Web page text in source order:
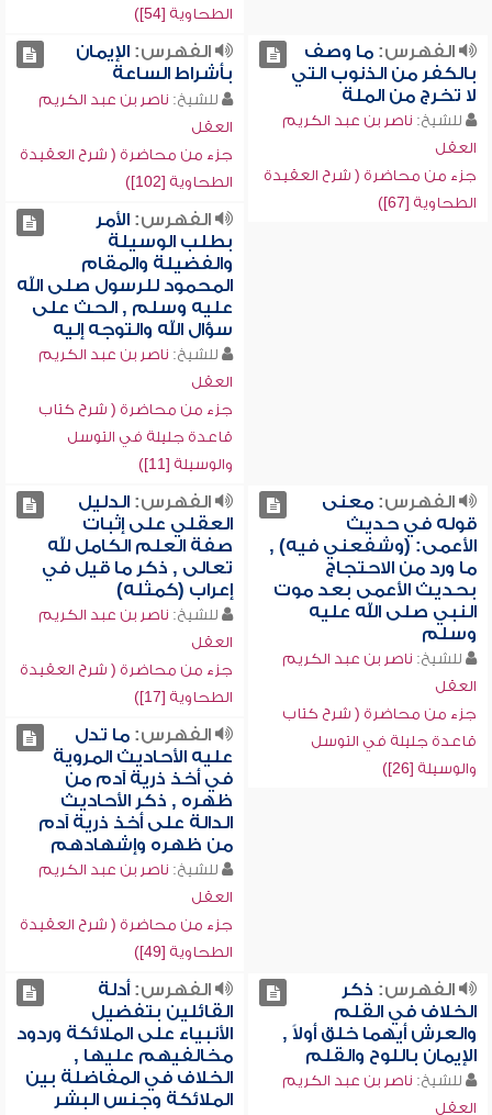
الطحاوية [54])
الفهرس:ما وصف
بالكفر من الذنوب التي
لا تخرج من الملة
للشيخ: ناصر بن عبد الكريم
العقل
جزء من محاضرة ( شرح العقيدة
الطحاوية [67])
الفهرس:الإيمان
بأشراط الساعة
للشيخ: ناصر بن عبد الكريم
العقل
جزء من محاضرة ( شرح العقيدة
الطحاوية [102])
الفهرس:الأمر
بطلب الوسيلة
والفضيلة والمقام
المحمود للرسول صلى الله
عليه وسلم , الحث على
سؤال الله والتوجه إليه
للشيخ: ناصر بن عبد الكريم
العقل
جزء من محاضرة ( شرح كتاب
قاعدة جليلة في التوسل
والوسيلة [11])
الفهرس:معنى
قوله في حديث
الأعمى: (وشفعني فيه) ,
ما ورد من الاحتجاج
بحديث الأعمى بعد موت
النبي صلى الله عليه
وسلم
للشيخ: ناصر بن عبد الكريم
العقل
جزء من محاضرة ( شرح كتاب
قاعدة جليلة في التوسل
والوسيلة [26])
الفهرس:الدليل
العقلي على إثبات
صفة العلم الكامل لله
تعالى , ذكر ما قيل في
إعراب (كمثله)
للشيخ: ناصر بن عبد الكريم
العقل
جزء من محاضرة ( شرح العقيدة
الطحاوية [17])
الفهرس:ما تدل
عليه الأحاديث المروية
في أخذ ذرية آدم من
ظهره , ذكر الأحاديث
الدالة على أخذ ذرية آدم
من ظهره وإشهادهم
للشيخ: ناصر بن عبد الكريم
العقل
جزء من محاضرة ( شرح العقيدة
الطحاوية [49])
الفهرس: ذكر
الخلاف في القلم
والعرش أيهما خلق أولاً ,
الإيمان باللوح والقلم
للشيخ: ناصر بن عبد الكريم
العقل
الفهرس:أدلة
القائلين بتفضيل
الأنبياء على الملائكة وردود
مخالفيهم عليها ,
الخلاف في المفاضلة بين
الملائكة وجنس البشر